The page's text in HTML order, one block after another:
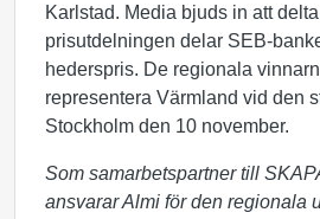
Karlstad. Media bjuds in att
prisutdelningen delar SEB-
hederspris. De regionala
representera Värmland vid den
Stockholm den 10 november.
Som samarbetspartner till
ansvarar Almi för den regionala